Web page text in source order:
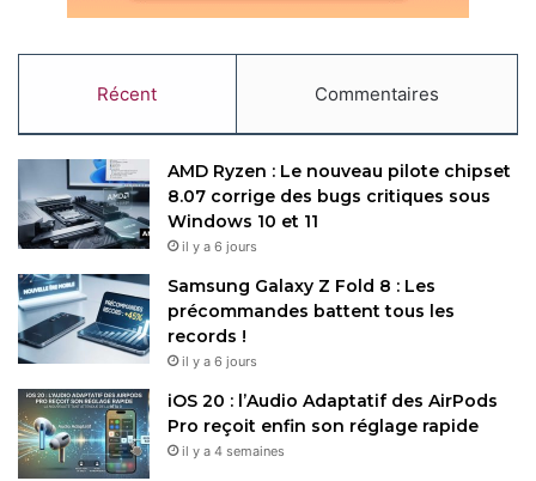
Suivez-nous pour les dernières mises à jour et guides.
Récent Commentaires
AMD Ryzen : Le nouveau pilote chipset
8.07 corrige des bugs critiques sous
Windows 10 et 11
il y a 6 jours
Samsung Galaxy Z Fold 8 : Les
précommandes battent tous les
records !
il y a 6 jours
iOS 20 : l’Audio Adaptatif des AirPods
Pro reçoit enfin son réglage rapide
il y a 4 semaines